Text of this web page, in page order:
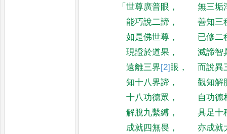
「世尊廣普眼 ，
無三垢
能巧說二諦 ，
善知三
如是佛世尊 ，
已修二
現證於道果 ，
滅諦智
遠離三界[2] 眼 ，
而說異
知十八界諦 ，
觀知解
十八功德眾 ，
自功德
解脫九繫縛 ，
具足十
成就四無畏 ，
亦成就